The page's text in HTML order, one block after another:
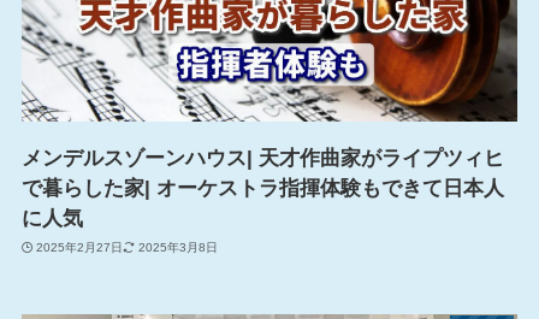
メンデルスゾーンハウス| 天才作曲家がライプツィヒ
で暮らした家| オーケストラ指揮体験もできて日本人
に人気
2025年2月27日 2025年3月8日